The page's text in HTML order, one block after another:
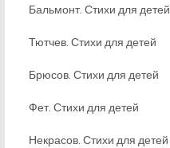
Бальмонт. Стихи для детей
Тютчев. Стихи для детей
Брюсов. Стихи для детей
Фет. Стихи для детей
Некрасов. Стихи для детей